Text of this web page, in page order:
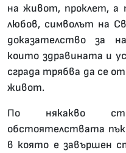
на живот, проклет, а
любов, символът на
доказателство за
които здравината и
сграда трябва да се
живот.
По някакво
обстоятелствата
в която е завършен